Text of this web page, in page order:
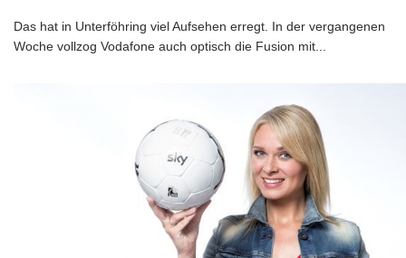
Das hat in Unterföhring viel Aufsehen erregt. In der vergangenen
Woche vollzog Vodafone auch optisch die Fusion mit